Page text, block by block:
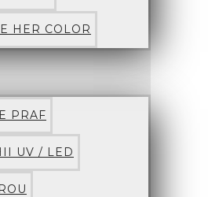
HER COLOR
PRAF
UV / LED